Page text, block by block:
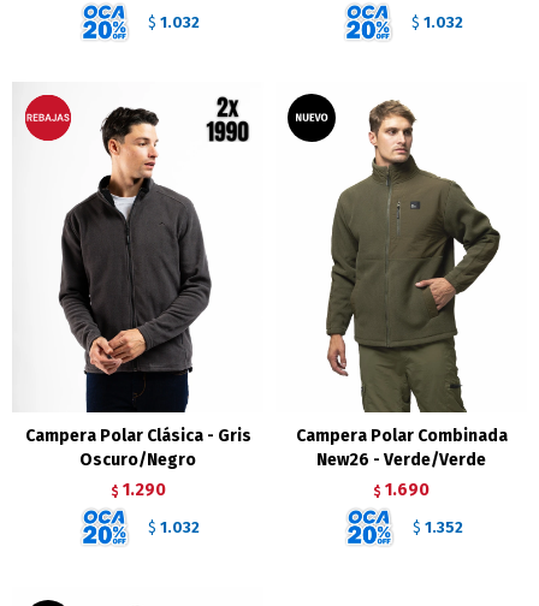
$ 1.032 $ 1.032
Campera Polar Clásica - Gris
Oscuro/Negro
$ 1.290
$ 1.032
Campera Polar Combinada
New26 - Verde/Verde
$ 1.690
$ 1.352